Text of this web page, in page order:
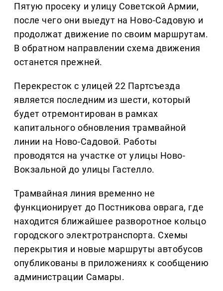
Пятую просеку и улицу Советской Армии,
после чего они выедут на Ново-Садовую и
продолжат движение по своим маршрутам.
В обратном направлении схема движения
останется прежней.
Перекресток с улицей 22 Партсъезда
является последним из шести, который
будет отремонтирован в рамках
капитального обновления трамвайной
линии на Ново-Садовой. Работы
проводятся на участке от улицы Ново-
Вокзальной до улицы Гастелло.
Трамвайная линия временно не
функционирует до Постникова оврага, где
находится ближайшее разворотное кольцо
городского электротранспорта. Схемы
перекрытия и новые маршруты автобусов
опубликованы в приложениях к сообщению
администрации Самары.